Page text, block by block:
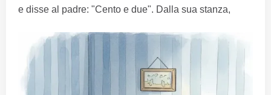
e disse al padre: "Cento e due". Dalla sua stanza,